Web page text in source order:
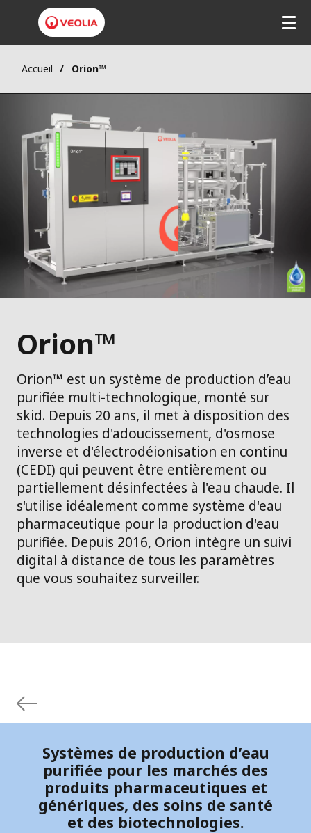
Accueil Orion™
Orion™
Orion™ est un système de production d’eau
purifiée multi-technologique, monté sur
skid. Depuis 20 ans, il met à disposition des
technologies d'adoucissement, d'osmose
inverse et d'électrodéionisation en continu
(CEDI) qui peuvent être entièrement ou
partiellement désinfectées à l'eau chaude. Il
s'utilise idéalement comme système d'eau
pharmaceutique pour la production d'eau
purifiée. Depuis 2016, Orion intègre un suivi
digital à distance de tous les paramètres
que vous souhaitez surveiller.
Systèmes de production d’eau
purifiée pour les marchés des
produits pharmaceutiques et
génériques, des soins de santé
et des biotechnologies.